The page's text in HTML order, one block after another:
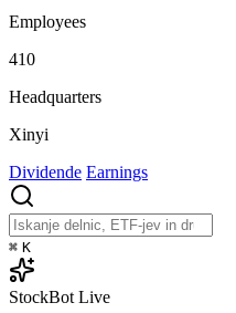
Employees
410
Headquarters
Xinyi
Dividende Earnings
⌘ K
StockBot Live